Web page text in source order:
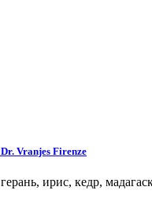
Vranjes Firenze
ирис, кедр,